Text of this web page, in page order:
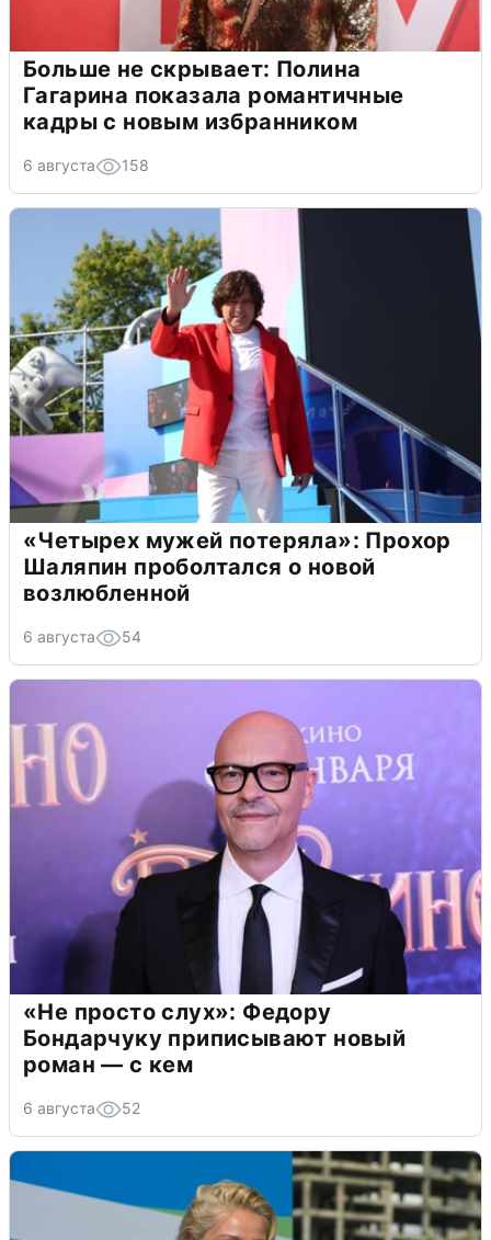
Больше не скрывает: Полина
Гагарина показала романтичные
кадры с новым избранником
6 августа 158
«Четырех мужей потеряла»: Прохор
Шаляпин проболтался о новой
возлюбленной
6 августа 54
«Не просто слух»: Федору
Бондарчуку приписывают новый
роман — с кем
6 августа 52